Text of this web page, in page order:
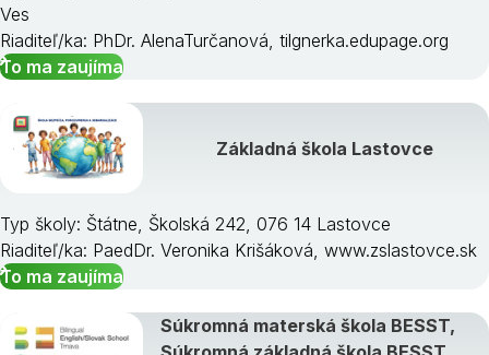
Ves
Riaditeľ/ka: PhDr. AlenaTurčanová, tilgnerka.edupage.org
To ma zaujíma
Základná škola Lastovce
Typ školy: Štátne, Školská 242, 076 14 Lastovce
Riaditeľ/ka: PaedDr. Veronika Krišáková, www.zslastovce.sk
To ma zaujíma
Súkromná materská škola BESST,